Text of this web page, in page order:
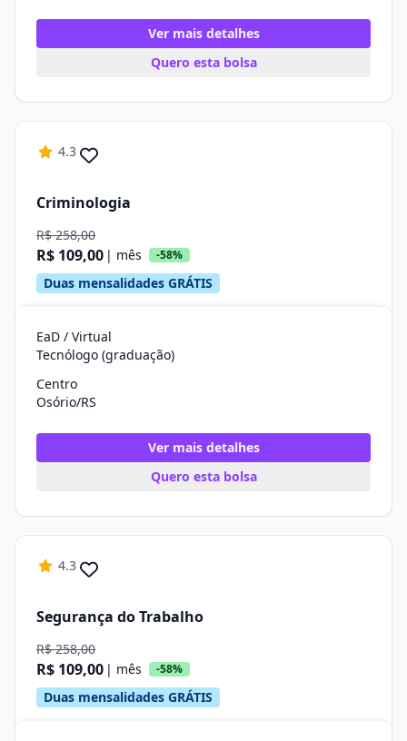
Ver mais detalhes
Quero esta bolsa
4.3
Criminologia
R$ 258,00
R$ 109,00 | mês -58%
Duas mensalidades GRÁTIS
EaD / Virtual
Tecnólogo (graduação)
Centro
Osório/RS
Ver mais detalhes
Quero esta bolsa
4.3
Segurança do Trabalho
R$ 258,00
R$ 109,00 | mês -58%
Duas mensalidades GRÁTIS